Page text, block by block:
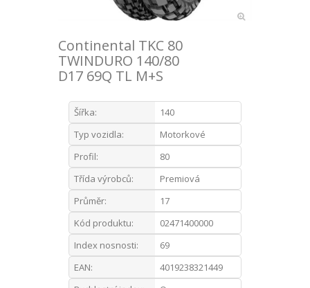
Continental TKC 80
TWINDURO 140/80
D17 69Q TL M+S
Šířka:
140
Typ vozidla:
Motorkové
Profil:
80
Třída výrobců:
Premiová
Průměr:
17
Kód produktu:
02471400000
Index nosnosti:
69
EAN:
4019238321449